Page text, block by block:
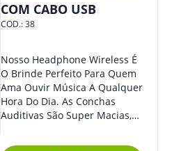
COM CABO USB
COD.:38
Nosso Headphone Wireless É
O Brinde Perfeito Para Quem
Ama Ouvir Música A Qualquer
Hora Do Dia. As Conchas
Auditivas São Super Macias,
Conforto Ao Utilizá-Lo. Com